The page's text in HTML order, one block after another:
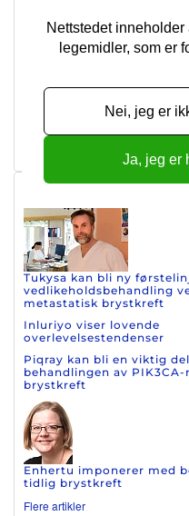
Ny lungekreftstudie har
Telisotuzumab vedotin
Nye data favoriserer den
Enhertu ved metastatisk
Tukysa kan bli ny
vedlikeholdsbehandling
metastatisk brystkreft
Inluriyo viser lovende
overlevelsestendenser
Piqray kan bli en viktig
behandlingen av
brystkreft
Enhertu imponerer med
tidlig brystkreft
Flere artikler
Nettstedet
legemidler, som er
Nei, jeg er
Ja, jeg er